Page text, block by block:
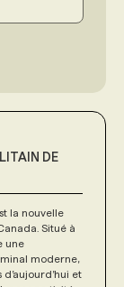
DE
la nouvelle
Situé à
une
moderne,
et